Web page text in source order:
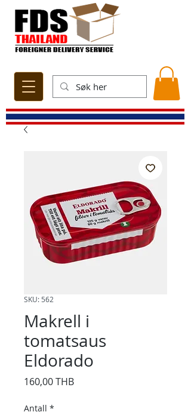
SKU: 562
Makrell i
tomatsaus
Eldorado
160,00 THBPris
Antall *